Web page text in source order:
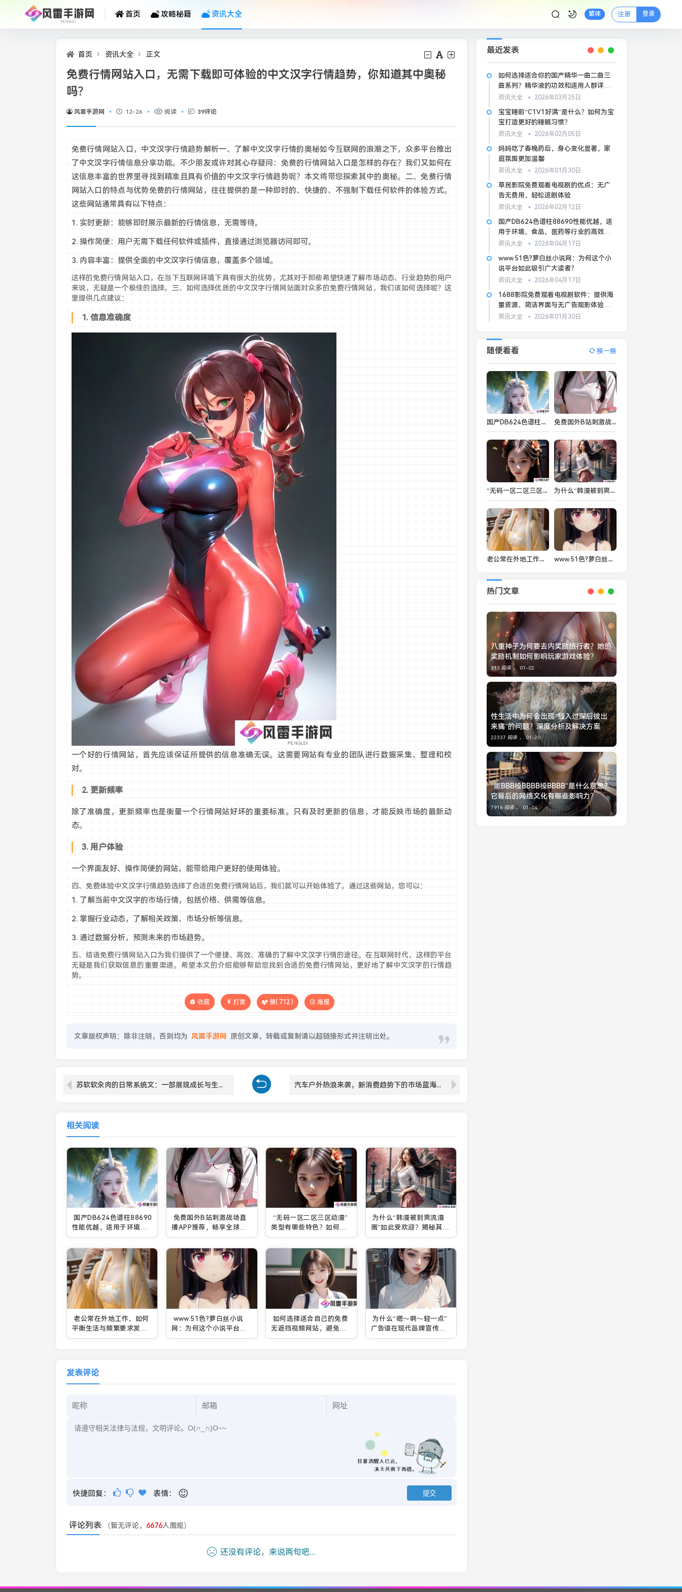
首页 攻略秘籍 资讯大全 繁体 注册 登录
首页 资讯大全 正文
免费行情网站入口，无需下载即可体验的中文汉字行情趋势，你知道其中奥秘
吗？
风雷手游网 12-26 阅读 39评论
免费行情网站入口，中文汉字行情趋势解析一、了解中文汉字行情的奥秘如今互联网的浪潮之下，众多平台推出
了中文汉字行情信息分享功能。不少朋友或许对其心存疑问：免费的行情网站入口是怎样的存在？我们又如何在
这信息丰富的世界里寻找到精准且具有价值的中文汉字行情趋势呢？本文将带您探索其中的奥秘。二、免费行情
网站入口的特点与优势免费的行情网站，往往提供的是一种即时的、快捷的、不强制下载任何软件的体验方式。
这些网站通常具有以下特点：
1. 实时更新：能够即时展示最新的行情信息，无需等待。
2. 操作简便：用户无需下载任何软件或插件，直接通过浏览器访问即可。
3. 内容丰富：提供全面的中文汉字行情信息，覆盖多个领域。
这样的免费行情网站入口，在当下互联网环境下具有很大的优势，尤其对于那些希望快速了解市场动态、行业趋势的用户
来说，无疑是一个极佳的选择。三、如何选择优质的中文汉字行情网站面对众多的免费行情网站，我们该如何选择呢？这
里提供几点建议：
1. 信息准确度
一个好的行情网站，首先应该保证所提供的信息准确无误。这需要网站有专业的团队进行数据采集、整理和校
对。
2. 更新频率
除了准确度，更新频率也是衡量一个行情网站好坏的重要标准。只有及时更新的信息，才能反映市场的最新动
态。
3. 用户体验
一个界面友好、操作简便的网站，能带给用户更好的使用体验。
四、免费体验中文汉字行情趋势选择了合适的免费行情网站后，我们就可以开始体验了。通过这些网站，您可以：
1. 了解当前中文汉字的市场行情，包括价格、供需等信息。
2. 掌握行业动态，了解相关政策、市场分析等信息。
3. 通过数据分析，预测未来的市场趋势。
五、结语免费行情网站入口为我们提供了一个便捷、高效、准确的了解中文汉字行情的途径。在互联网时代，这样的平台
无疑是我们获取信息的重要渠道。希望本文的介绍能够帮助您找到合适的免费行情网站，更好地了解中文汉字的行情趋
势。
收藏 打赏 赞( 712 ) 海报
文章版权声明：除非注明，否则均为 风雷手游网 原创文章，转载或复制请以超链接形式并注明出处。
苏软软汆肉的日常系统文：一部展现成长与生活哲理的轻小说 汽车户外热浪来袭，新消费趋势下的市场蓝海有多广？
相关阅读
国产DB624色谱柱88690
性能优越，适用于环境、
食品、医药等行业的高效
分析
免费国外B站刺激战场直
播APP推荐，畅享全球热
门游戏直播平台
“无码一区二区三区动漫”
类型有哪些特色？如何选
择合适的作品观看？
为什么“韩漫被到爽流漫
画”如此受欢迎？揭秘其背
后受众心理与创作技巧
老公常在外地工作，如何
平衡生活与频繁要求发一
些东西的困扰？
www.51色?萝白丝小说
网：为何这个小说平台如
此吸引广大读者？
如何选择适合自己的免费
无遮挡视频网站，避免广
告干扰和隐私泄露？
为什么“嗯～啊～轻一点”
广告语在现代品牌宣传中
如此成功？
发表评论
快捷回复： 表情：
评论列表 （暂无评论， 6676人围观）
还没有评论，来说两句吧...
最近发表
如何选择适合你的国产精华一曲二曲三
曲系列？精华液的功效和适用人群详细
分析
资讯大全 2026年03月25日
宝宝睡前“C1V1好满”是什么？如何为宝
宝打造更好的睡眠习惯？
资讯大全 2026年02月05日
妈妈吃了春晚药后，身心变化显著，家
庭氛围更加温馨
资讯大全 2026年01月30日
草民影院免费观看电视剧的优点：无广
告无费用，轻松追剧体验
资讯大全 2026年02月12日
国产DB624色谱柱88690性能优越，适
用于环境、食品、医药等行业的高效分
析
资讯大全 2026年04月17日
www.51色?萝白丝小说网：为何这个小
说平台如此吸引广大读者？
资讯大全 2026年04月17日
1688影院免费观看电视剧软件：提供海
量资源、简洁界面与无广告观影体验的
优质平台
资讯大全 2026年01月30日
随便看看 换一换
国产DB624色谱柱88690性能优越，适用于环境、食品、医药等行业的高效分析 免费国外B站刺激战场直播APP推荐，畅享全球热门游戏直播平台
“无码一区二区三区动漫”类型有哪些特色？如何选择合适的作品观看？ 为什么“韩漫被到爽流漫画”如此受欢迎？揭秘其背后受众心理与创作技巧
老公常在外地工作，如何平衡生活与频繁要求发一些东西的困扰？ www.51色?萝白丝小说网：为何这个小说平台如此吸引广大读者？
热门文章
八重神子为何要去内奖励旅行者？她的
奖励机制如何影响玩家游戏体验？
313 阅读 ， 01-02
性生活中为何会出现“插入过深后拔出
来痛”的问题？深度分析及解决方案
22337 阅读 ， 01-20
“嫰BBB槡BBBB槡BBBB”是什么意思？
它背后的网络文化有哪些影响力？
7916 阅读 ， 01-04